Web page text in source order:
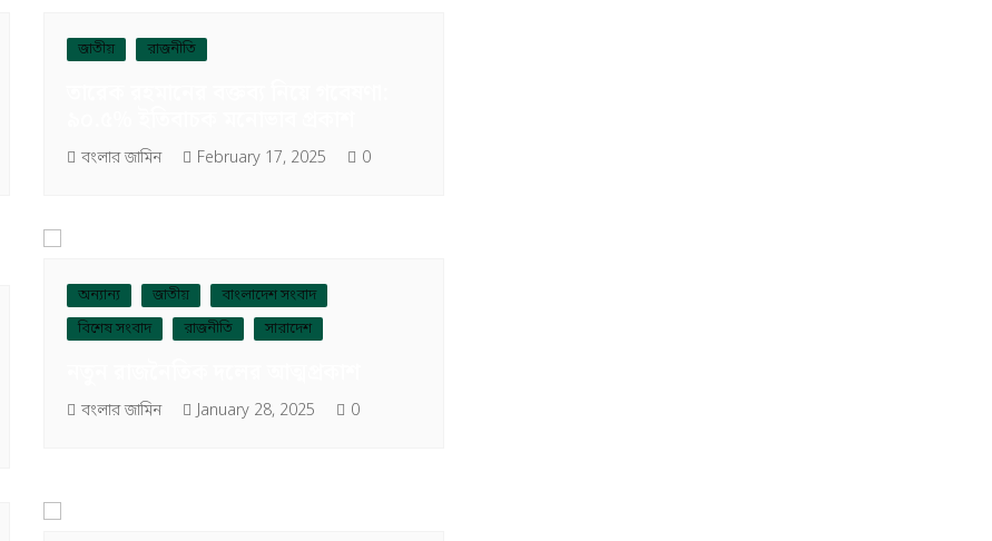
জাতীয় রাজনীতি
বংলার জামিন February 17, 2025 0
অন্যান্য জাতীয়
বাংলাদেশ সংবাদ
বিশেষ সংবাদ
রাজনীতি সারাদেশ
বংলার জামিন January 28, 2025 0